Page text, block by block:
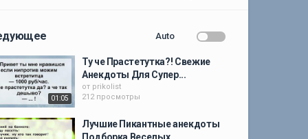
Auto
01:05
Ту че Прастетутка?! Свежие
Анекдоты Для Супер...
от prikolist
212 просмотры
Лучшие Пикантные анекдоты
Подборка Веселых...